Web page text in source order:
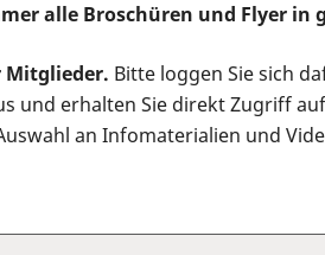
alle Broschüren und Flyer in
Mitglieder. Bitte loggen Sie sich
und erhalten Sie direkt Zugriff
an Infomaterialien und